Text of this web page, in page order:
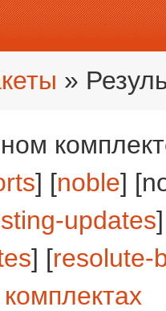
»
] [noble]
updates
] [resolute-
комплектах